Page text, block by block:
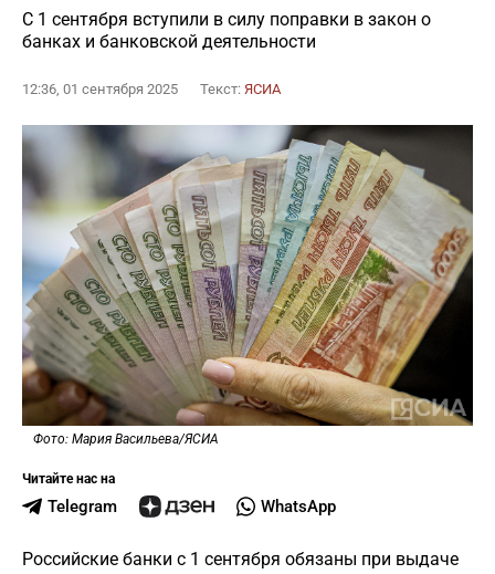
С 1 сентября вступили в силу поправки в закон о
банках и банковской деятельности
12:36, 01 сентября 2025 Текст: ЯСИА
Фото: Мария Васильева/ЯСИА
Читайте нас на
Telegram WhatsApp
Российские банки с 1 сентября обязаны при выдаче